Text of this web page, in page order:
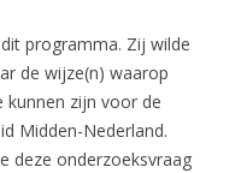
programma. Zij wilde
de wijze(n) waarop
kunnen zijn voor de
Midden-Nederland.
deze onderzoeksvraag